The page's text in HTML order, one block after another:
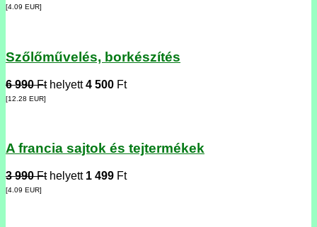
[4.09 EUR]
Szőlőművelés, borkészítés
6 990 Fthelyett4 500 Ft
[12.28 EUR]
A francia sajtok és tejtermékek
3 990 Fthelyett 1 499 Ft
[4.09 EUR]